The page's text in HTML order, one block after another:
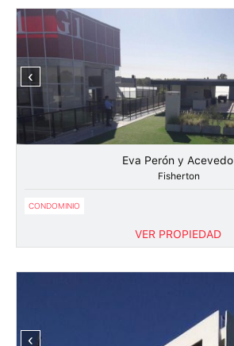
‹
Eva Perón y Acevedo
Fisherton
CONDOMINIO
VER PROPIEDAD
‹